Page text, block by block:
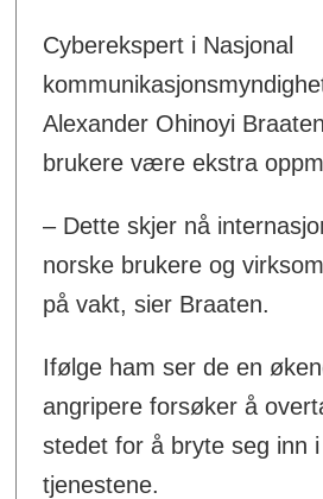
Cyberekspert i Nasjonal
Alexander Ohinoyi
brukere være ekstra
– Dette skjer nå
norske brukere og
på vakt, sier Braaten.
Ifølge ham ser de en
angripere forsøker å
stedet for å bryte seg inn
tjenestene.